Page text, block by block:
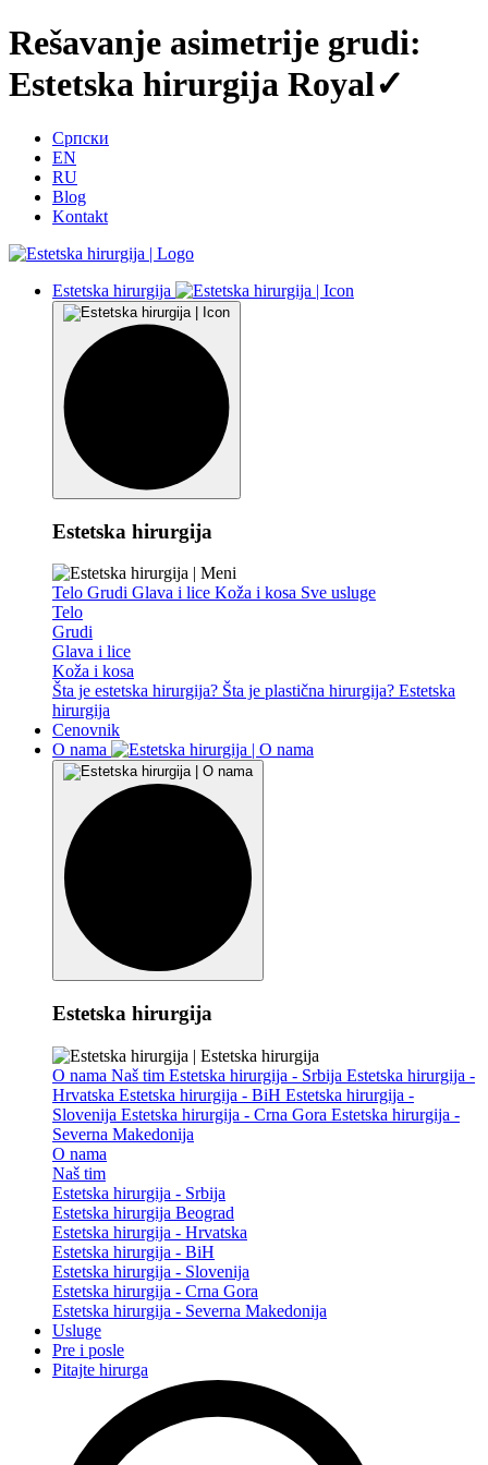
Rešavanje asimetrije grudi:
Estetska hirurgija Royal✓
Српски
EN
RU
Blog
Kontakt
Estetska hirurgija
Estetska hirurgija
Telo Grudi Glava i lice Koža i kosa Sve usluge
Telo
Grudi
Glava i lice
Koža i kosa
Šta je estetska hirurgija? Šta je plastična hirurgija? Estetska
hirurgija
Cenovnik
O nama
Estetska hirurgija
O nama Naš tim Estetska hirurgija - Srbija Estetska hirurgija -
Hrvatska Estetska hirurgija - BiH Estetska hirurgija -
Slovenija Estetska hirurgija - Crna Gora Estetska hirurgija -
Severna Makedonija
O nama
Naš tim
Estetska hirurgija - Srbija
Estetska hirurgija Beograd
Estetska hirurgija - Hrvatska
Estetska hirurgija - BiH
Estetska hirurgija - Slovenija
Estetska hirurgija - Crna Gora
Estetska hirurgija - Severna Makedonija
Usluge
Pre i posle
Pitajte hirurga